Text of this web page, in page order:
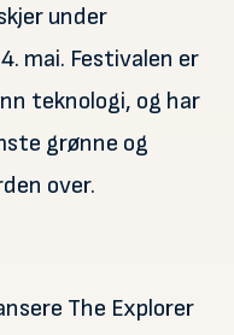
under
mai. Festivalen er
teknologi, og har
grønne og
over.
The Explorer